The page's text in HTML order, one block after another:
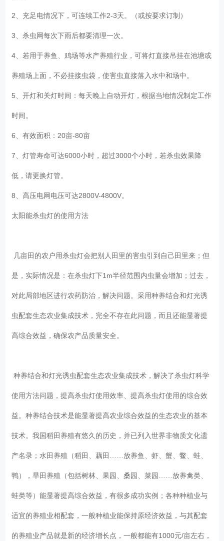
2、充足电情况下，可连续工作2-3天。（或按要求订制）
3、杀虫网每次下雨后都要清理一次。
4、若用于养鱼、鸡场等水产养殖行业，可将灯直接吊挂在池塘或
养殖场上面，不必挂接虫袋，使害虫直接落入水中和场中。
5、开灯和关灯时间：每天晚上自动开灯，根据当地情况制定工作
时间。
6、有效面积：20亩-80亩
7、灯管寿命可达6000小时，超过3000个小时，若杀虫效果降
低，请更换灯管。
8、高压电网电压可达2800V-4800V。
太阳能杀虫灯的使用方法
几亩田的农户用杀虫灯会把别人田里的害虫引到自己田里来；但
是，实际情况是：在杀虫灯下1m半径范围内虫量会增加；过去，
对此局部地区进行农药防治，解决问题。采用种养结合和灯光诱
虫配套生态农业集成技术，完全不存在此问题，而且还能显著提
高综合效益，确保农产品质量安全。
种养结合和灯光诱虫配套生态农业集成技术，解决了杀虫灯科学
使用方法问题，提高杀虫灯使用效率、提高杀虫灯使用的综合效
益。种养结合技术是能显著提高农业综合效益的生态农业的基本
技术。我国稻田养殖有悠久的历史，并已列入世界非物质文化遗
产名录；水田养殖（稻田、藕田……放养鱼、虾、蟹、鳖、蛙、
鸭），旱田养殖（包括树林、果园、桑园、菜园……放养禽类、
蛙类等）能显著提高综合效益，有很多成功实例；各种种植业与
适宜的养殖业相配套，一般种植业能保持原经济效益，与其配套
的养殖业产品就是新的经济增长点，一般都能有1000元/亩左右，